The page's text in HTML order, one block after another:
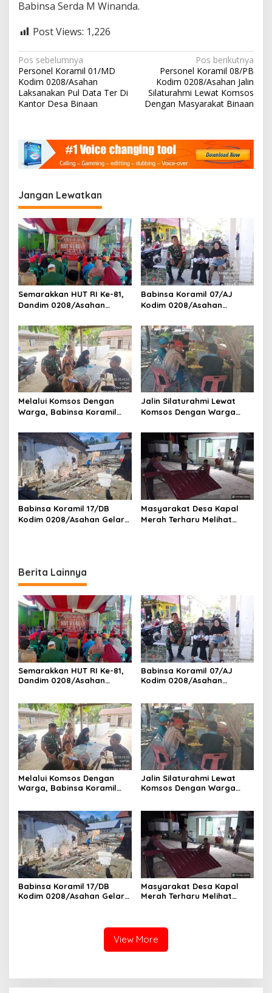
Babinsa Serda M Winanda.
Post Views: 1,226
N
a
v
a
s
p
o
s
Pos sebelumnya
Personel Koramil 01/MD
Kodim 0208/Asahan
Laksanakan Pul Data Ter Di
Kantor Desa Binaan
Pos berikutnya
Personel Koramil 08/PB
Kodim 0208/Asahan Jalin
Silaturahmi Lewat Komsos
Dengan Masyarakat Binaan
Jangan Lewatkan
Semarakkan HUT RI Ke-81,
Dandim 0208/Asahan
Donor Darah di Kantor
Kemenag Asahan
Babinsa Koramil 07/AJ
Kodim 0208/Asahan
Stunting Dengan Pegawai
Kesehatan Di Puskesmas
Melalui Komsos Dengan
Warga, Babinsa Koramil
0208/Asahan Himbau Jaga
ebersihan Dan Kamtibmas
Jalin Silaturahmi Lewat
Komsos Dengan Warga
09/TB Kodim 0208/Asahan
Babinsa Koramil 17/DB
Kodim 0208/Asahan Gelar
Masyarakat Desa Kapal
Merah Terharu Melihat
Berita Lainnya
Semarakkan HUT RI Ke-81,
Dandim 0208/Asahan
Kemenag Asahan
Babinsa Koramil 07/AJ
Kodim 0208/Asahan
Kesehatan Di Puskesmas
Melalui Komsos Dengan
Warga, Babinsa Koramil
ebersihan Dan Kamtibmas
Jalin Silaturahmi Lewat
Komsos Dengan Warga
Babinsa Koramil 17/DB
Kodim 0208/Asahan Gelar
Masyarakat Desa Kapal
Merah Terharu Melihat
Mushollah Al Maghribi
View More